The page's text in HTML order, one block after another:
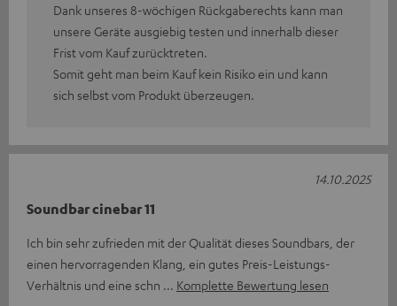
Dank unseres 8-wöchigen Rückgaberechts kann man
unsere Geräte ausgiebig testen und innerhalb dieser
Frist vom Kauf zurücktreten.
Somit geht man beim Kauf kein Risiko ein und kann
sich selbst vom Produkt überzeugen.
Soundbar cinebar 11
Ich bin sehr zufrieden mit der Qualität dieses Soundbars, der
einen hervorragenden Klang, ein gutes Preis-Leistungs-
Verhältnis und eine schn
Komplette Bewertung lesen
14.10.2025